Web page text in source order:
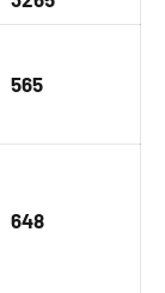
565
648